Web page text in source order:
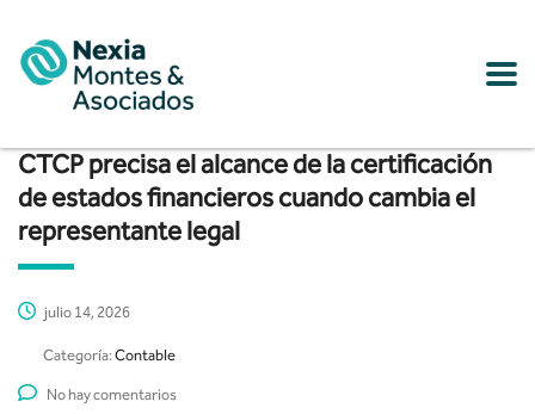
CTCP precisa el alcance de la certificación
de estados financieros cuando cambia el
representante legal
julio 14, 2026
Categoría: Contable
No hay comentarios